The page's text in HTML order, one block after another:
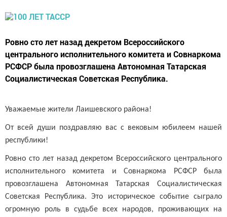
Ровно сто лет назад декретом Всероссийского
центрального исполнительного комитета и Совнаркома
РСФСР была провозглашена Автономная Татарская
Социалистическая Советская Республика.
Уважаемые жители Лаишевского района!
От всей души поздравляю вас с вековым юбилеем нашей
республики!
Ровно сто лет назад декретом Всероссийского центрального
исполнительного комитета и Совнаркома РСФСР была
провозглашена Автономная Татарская Социалистическая
Советская Республика. Это историческое событие сыграло
огромную роль в судьбе всех народов, проживающих на